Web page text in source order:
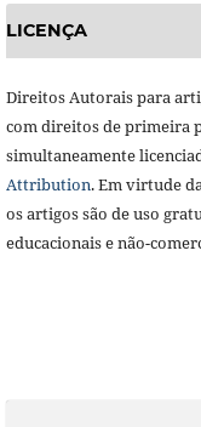
LICENÇA
Direitos Autorais para
com direitos de primeira
simultaneamente
Attribution. Em virtude
os artigos são de uso
educacionais e não-